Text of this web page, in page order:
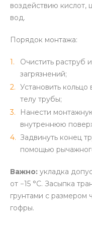
воздействию кислот,
вод.
Порядок монтажа:
Очистить раструб
загрязнений;
Установить
телу трубы;
Нанести
внутреннюю
Задвинуть конец
помощью
Важно: укладка
от −15 °C. Засыпка
грунтами с
гофры.